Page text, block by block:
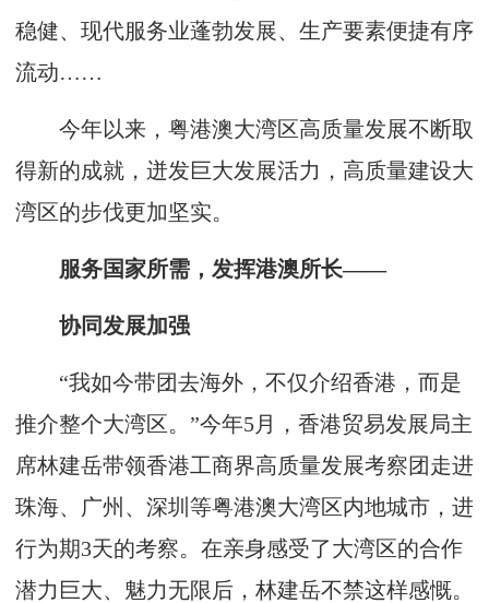
稳健、现代服务业蓬勃发展、生产要素便捷有序
流动……
今年以来，粤港澳大湾区高质量发展不断取
得新的成就，迸发巨大发展活力，高质量建设大
湾区的步伐更加坚实。
服务国家所需，发挥港澳所长——
协同发展加强
“我如今带团去海外，不仅介绍香港，而是
推介整个大湾区。”今年5月，香港贸易发展局主
席林建岳带领香港工商界高质量发展考察团走进
珠海、广州、深圳等粤港澳大湾区内地城市，进
行为期3天的考察。在亲身感受了大湾区的合作
潜力巨大、魅力无限后，林建岳不禁这样感慨。